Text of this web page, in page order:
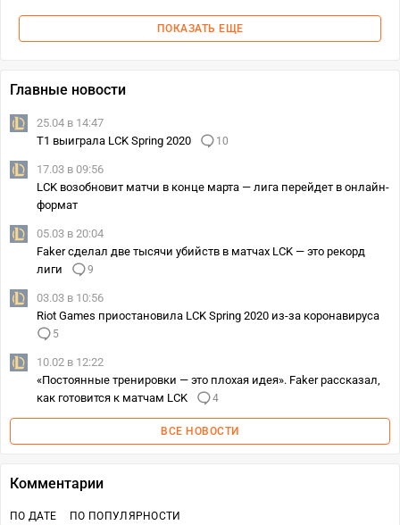
ПОКАЗАТЬ ЕЩЕ
Главные новости
25.04 в 14:47
T1 выиграла LCK Spring 2020
10
17.03 в 09:56
LCK возобновит матчи в конце марта — лига перейдет в онлайн-
формат
05.03 в 20:04
Faker сделал две тысячи убийств в матчах LCK — это рекорд
лиги
9
03.03 в 10:56
Riot Games приостановила LCK Spring 2020 из-за коронавируса
5
10.02 в 12:22
«Постоянные тренировки — это плохая идея». Faker рассказал,
как готовится к матчам LCK
4
ВСЕ НОВОСТИ
Комментарии
ПО ДАТЕ ПО ПОПУЛЯРНОСТИ